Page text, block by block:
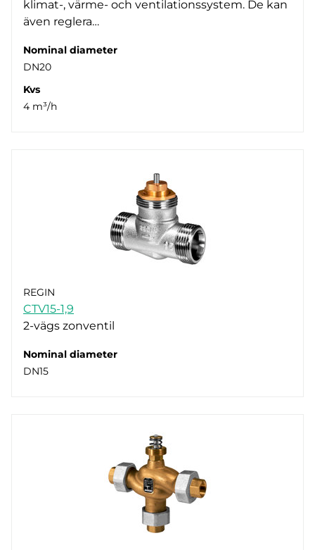
klimat-, värme- och ventilationssystem. De kan
även reglera…
Nominal diameter
DN20
Kvs
4 m³/h
REGIN
CTV15-1,9
2-vägs zonventil
Nominal diameter
DN15